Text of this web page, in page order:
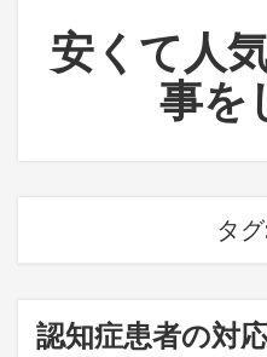
安くて人
事を
タ
認知症患者の対